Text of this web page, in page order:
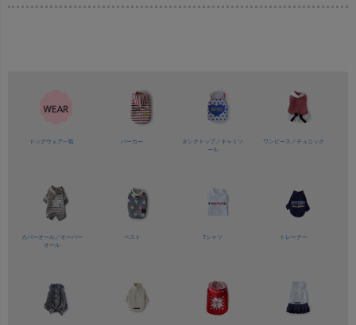
ドッグウェア一覧 パーカー タンクトップ／ キャミソ
ール
ワンピース／チュニック
カバーオール／ オーバー
オール
ベスト Tシャツ トレーナー